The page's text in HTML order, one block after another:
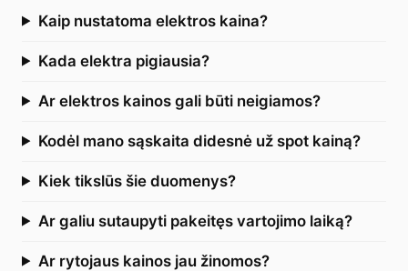
Kaip nustatoma elektros kaina?
Kada elektra pigiausia?
Ar elektros kainos gali būti neigiamos?
Kodėl mano sąskaita didesnė už spot kainą?
Kiek tikslūs šie duomenys?
Ar galiu sutaupyti pakeitęs vartojimo laiką?
Ar rytojaus kainos jau žinomos?